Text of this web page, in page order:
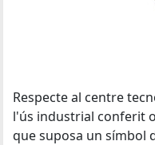
Respecte al centre
l'ús industrial conferit
que suposa un símbol